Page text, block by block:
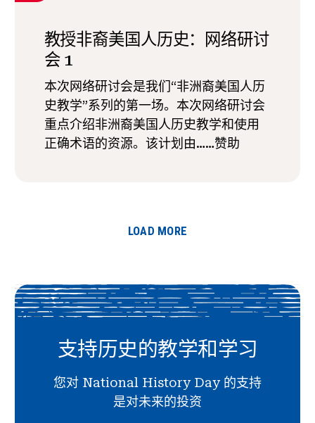
教授非裔美国人历史：网络研讨
会 1
本次网络研讨会是我们“非洲裔美国人历
史教学”系列的第一场。本次网络研讨会
重点介绍非洲裔美国人历史教学和使用
正确术语的资源。该计划由……赞助
LOAD MORE
支持历史的教学和学习
您对 National History Day 的支持
是对未来的投资